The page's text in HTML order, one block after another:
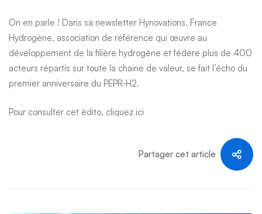
On en parle ! Dans sa newsletter Hynovations, France
Hydrogène, association de référence qui œuvre au
développement de la filière hydrogène et fédère plus de 400
acteurs répartis sur toute la chaine de valeur, se fait l’écho du
premier anniversaire du PEPR-H2.
Pour consulter cet édito, cliquez ici
Partager cet article